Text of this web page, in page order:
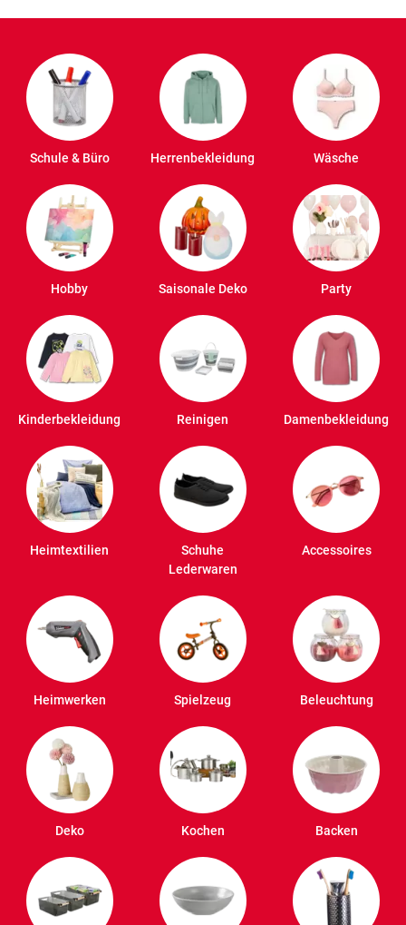
Schule & Büro Herrenbekleidung Wäsche
Hobby Saisonale Deko Party
Kinderbekleidung Reinigen Damenbekleidung
Heimtextilien
Schuhe
Lederwaren
Accessoires
Heimwerken Spielzeug Beleuchtung
Deko Kochen Backen